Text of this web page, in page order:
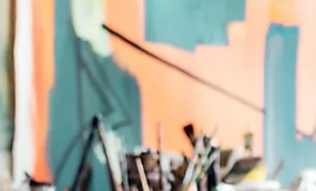
Hamburg für...
Infos & Mobilität Radfahren in
Routen &
Historisches